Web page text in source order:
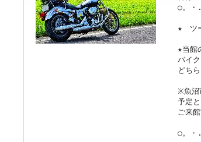
○。
★　ツ
★当館
バイ
どち
※魚沼
予定と
ご来
○。